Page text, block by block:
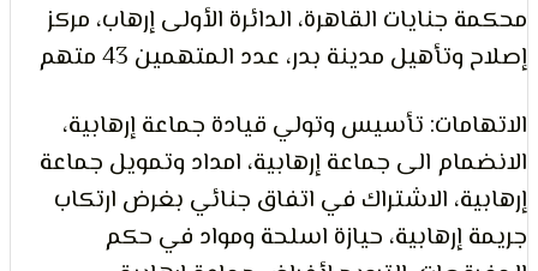
والقاهرة، الدائرة الأولى إرهاب، مركز
مدينة بدر، عدد المتهمين 43 متهم
تأسيس وتولي قيادة جماعة إرهابية،
الى جماعة إرهابية، امداد وتمويل جماعة
الاشتراك في اتفاق جنائي بغرض ارتكاب
حيازة اسلحة ومواد في حكم